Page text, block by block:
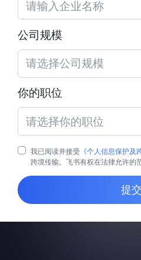
公司规模
请选择公司规模
你的职位
请选择你的职位
我已阅读并接受 《个人信息保护及
跨境传输。飞书有权在法律允许的
提交